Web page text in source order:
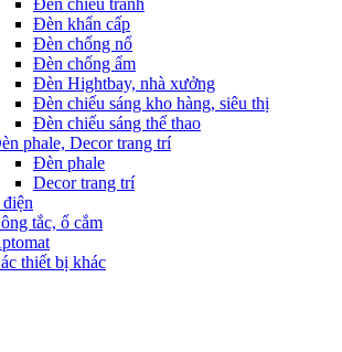
Đèn chiếu tranh
Đèn khẩn cấp
Đèn chống nổ
Đèn chống ẩm
Đèn Hightbay, nhà xưởng
Đèn chiếu sáng kho hàng, siêu thị
Đèn chiếu sáng thể thao
phale, Decor trang trí
Đèn phale
Decor trang trí
tắc, ổ cắm
thiết bị khác